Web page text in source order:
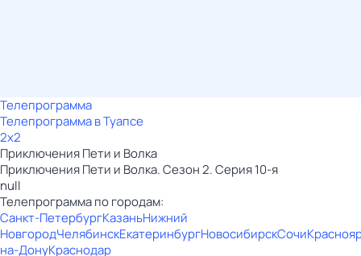
Телепрограмма
Телепрограмма в Туапсе
2x2
Приключения Пети и Волка
Приключения Пети и Волка. Сезон 2. Серия 10-я
null
Телепрограмма по городам:
Санкт-ПетербургКазаньНижний
НовгородЧелябинскЕкатеринбургНовосибирскСочи
на-ДонуКраснодар